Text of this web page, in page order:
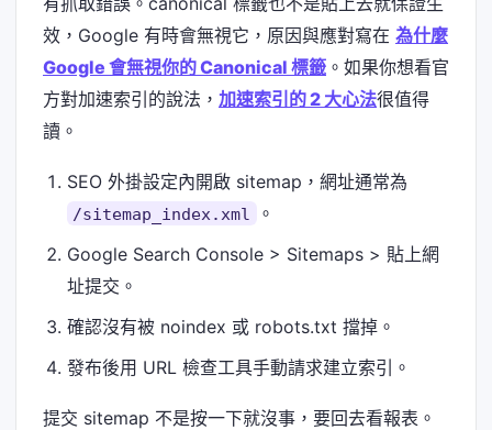
效，Google 有時會無視它，原因與應對寫在 為什麼
Google 會無視你的 Canonical 標籤 。如果你想看官
方對加速索引的說法， 加速索引的 2 大心法很值得
讀。
SEO 外掛設定內開啟 sitemap，網址通常為
/sitemap_index.xml
。
Google Search Console > Sitemaps > 貼上網
址提交。
確認沒有被 noindex 或 robots.txt 擋掉。
發布後用 URL 檢查工具手動請求建立索引。
提交 sitemap 不是按一下就沒事，要回去看報表。